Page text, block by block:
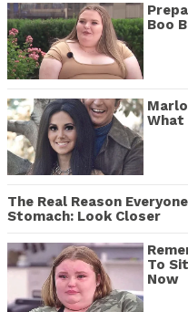
Boo
What
The Real Reason
Stomach: Look Closer
To
Now